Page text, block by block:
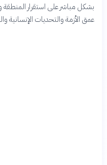
بشكل مباشر على استقرار
عمق الأزمة والتحديات الإنسانية